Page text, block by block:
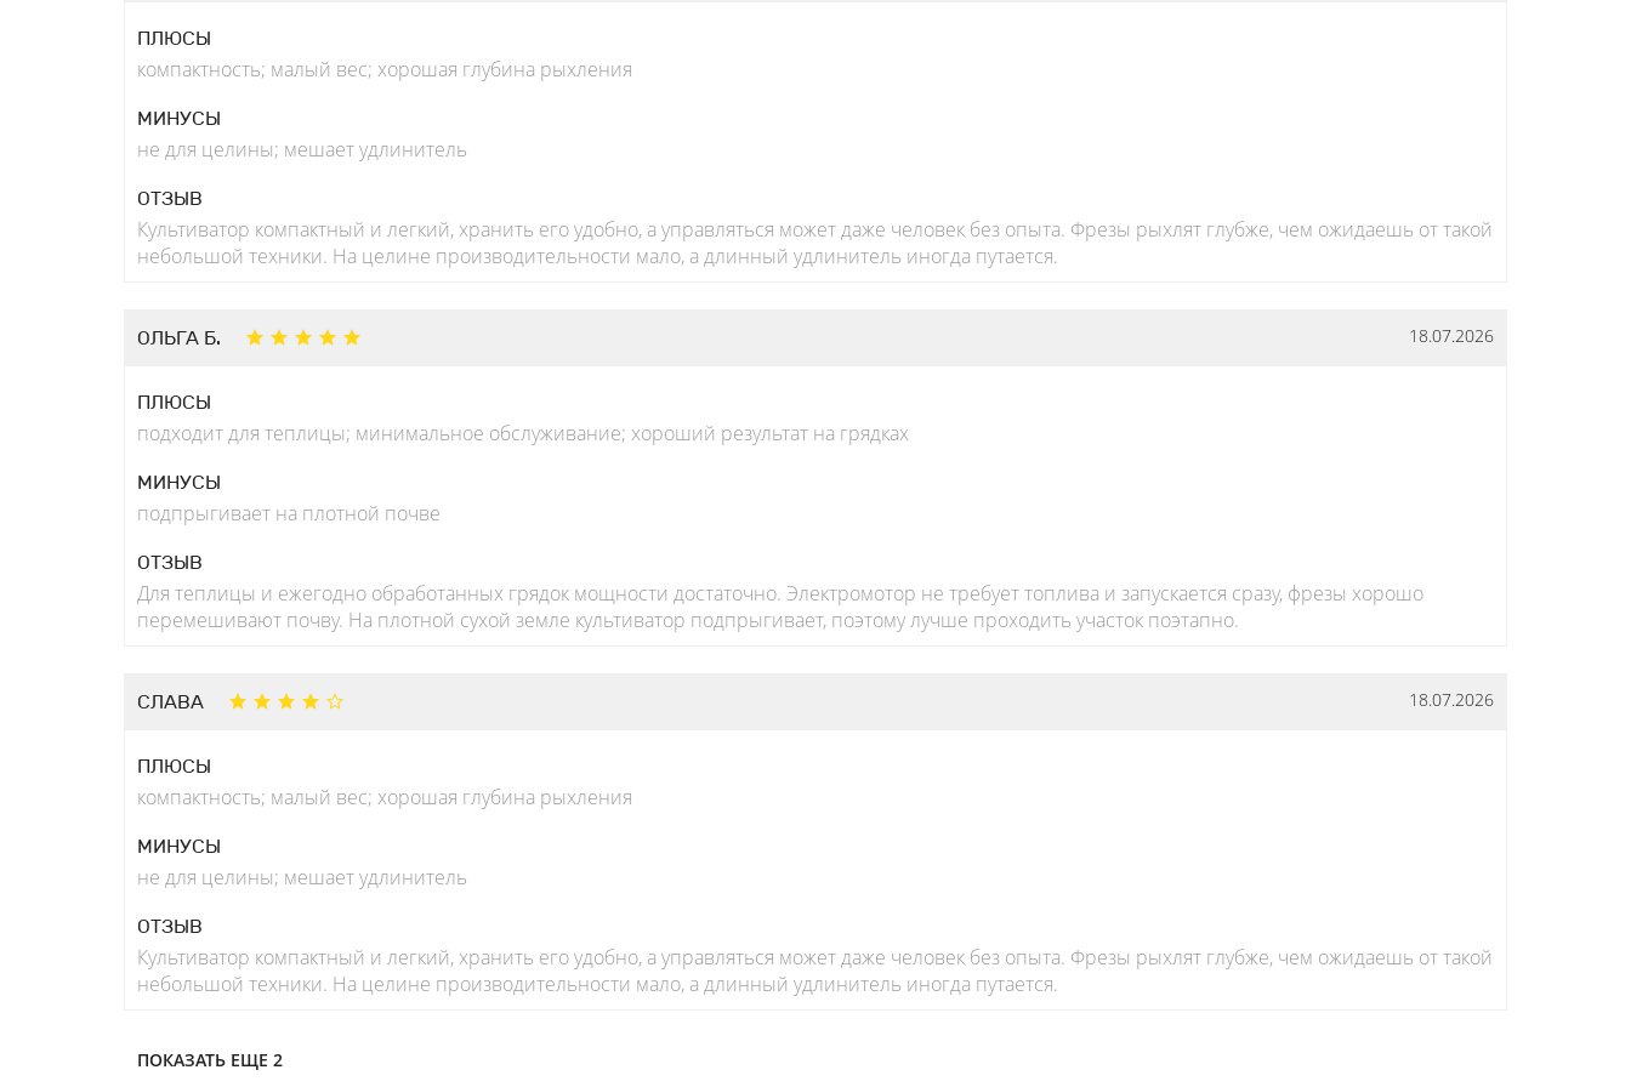
ПЛЮСЫ
компактность; малый вес; хорошая глубина рыхления
МИНУСЫ
не для целины; мешает удлинитель
ОТЗЫВ
Культиватор компактный и легкий, хранить его удобно, а управляться может даже человек без опыта. Фрезы рыхлят глубже, чем ожидаешь от такой
небольшой техники. На целине производительности мало, а длинный удлинитель иногда путается.
ОЛЬГА Б. 18.07.2026
ПЛЮСЫ
подходит для теплицы; минимальное обслуживание; хороший результат на грядках
МИНУСЫ
подпрыгивает на плотной почве
ОТЗЫВ
Для теплицы и ежегодно обработанных грядок мощности достаточно. Электромотор не требует топлива и запускается сразу, фрезы хорошо
перемешивают почву. На плотной сухой земле культиватор подпрыгивает, поэтому лучше проходить участок поэтапно.
СЛАВА 18.07.2026
ПЛЮСЫ
компактность; малый вес; хорошая глубина рыхления
МИНУСЫ
не для целины; мешает удлинитель
ОТЗЫВ
Культиватор компактный и легкий, хранить его удобно, а управляться может даже человек без опыта. Фрезы рыхлят глубже, чем ожидаешь от такой
небольшой техники. На целине производительности мало, а длинный удлинитель иногда путается.
ПОКАЗАТЬ ЕЩЕ 2